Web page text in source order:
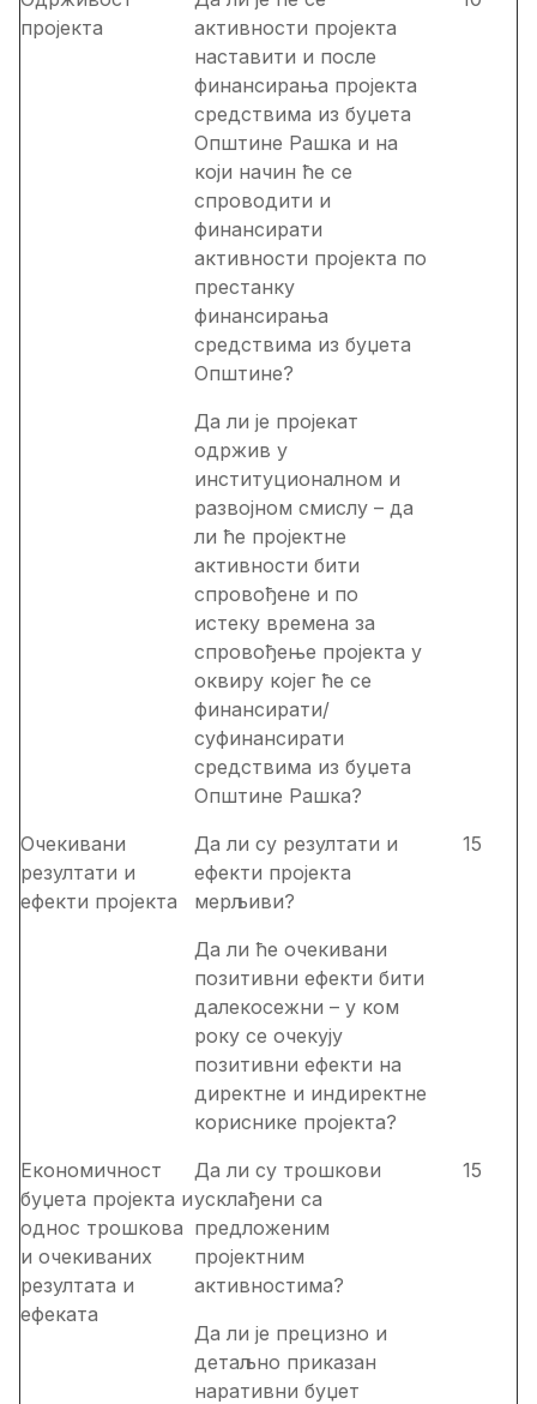
пројекта
активности пројекта
наставити и после
финансирања пројекта
средствима из буџета
Општине Рашка и на
који начин ће се
спроводити и
финансирати
активности пројекта по
престанку
финансирања
средствима из буџета
Општине?
Да ли је пројекат
одржив у
институционалном и
развојном смислу – да
ли ће пројектне
активности бити
спровођене и по
истеку времена за
спровођење пројекта у
оквиру којег ће се
финансирати/
суфинансирати
средствима из буџета
Општине Рашка?
Очекивани
резултати и
ефекти пројекта
Да ли су резултати и
ефекти пројекта
мерљиви?
Да ли ће очекивани
позитивни ефекти бити
далекосежни – у ком
року се очекују
позитивни ефекти на
директне и индиректне
кориснике пројекта?
15
Економичност
буџета пројекта и
однос трошкова
и очекиваних
резултата и
ефеката
Да ли су трошкови
усклађени са
предложеним
пројектним
активностима?
Да ли је прецизно и
детаљно приказан
наративни буџет
15